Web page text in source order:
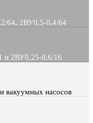
64, 2ВУ0,5-0,4/64
и 2ВУ0,25-0,6/16
вакуумных насосов